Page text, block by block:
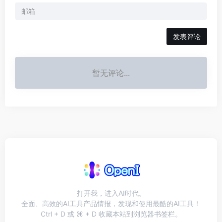
发表评论
暂无评论...
打开我，进入AI时代。
全面、高效的AI工具产品情报，发现和使用最酷的AI工具！
Ctrl + D 或 ⌘ + D 收藏本站到浏览器书签栏。